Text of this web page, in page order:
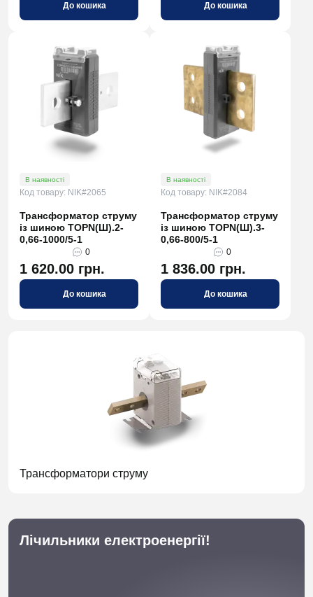
До кошика До кошика
В наявності
Код товару: NIK#2065
Трансформатор струму
із шиною TOPN(Ш).2-
0,66-1000/5-1
0
1 620.00 грн.
До кошика
В наявності
Код товару: NIK#2084
Трансформатор струму
із шиною TOPN(Ш).3-
0,66-800/5-1
0
1 836.00 грн.
До кошика
Трансформатори струму
Лічильники електроенергії!